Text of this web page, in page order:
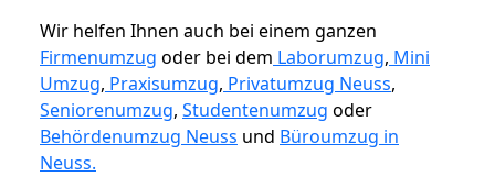
Wir helfen Ihnen auch bei einem ganzen
Firmenumzug oder bei dem Laborumzug, Mini
Umzug, Praxisumzug, Privatumzug Neuss,
Seniorenumzug, Studentenumzug oder
Behördenumzug Neuss und Büroumzug in
Neuss.